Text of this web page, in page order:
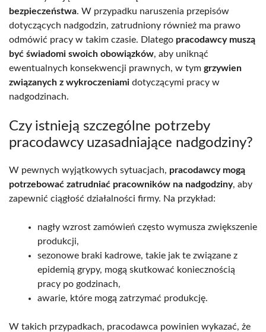
bezpieczeństwa. W przypadku naruszenia przepisów
dotyczących nadgodzin, zatrudniony również ma prawo
odmówić pracy w takim czasie. Dlatego pracodawcy muszą
być świadomi swoich obowiązków, aby uniknąć
ewentualnych konsekwencji prawnych, w tym grzywien
związanych z wykroczeniami dotyczącymi pracy w
nadgodzinach.
Czy istnieją szczególne potrzeby
pracodawcy uzasadniające nadgodziny?
W pewnych wyjątkowych sytuacjach, pracodawcy mogą
potrzebować zatrudniać pracowników na nadgodziny, aby
zapewnić ciągłość działalności firmy. Na przykład:
nagły wzrost zamówień często wymusza zwiększenie
produkcji,
sezonowe braki kadrowe, takie jak te związane z
epidemią grypy, mogą skutkować koniecznością
pracy po godzinach,
awarie, które mogą zatrzymać produkcję.
W takich przypadkach, pracodawca powinien wykazać, że